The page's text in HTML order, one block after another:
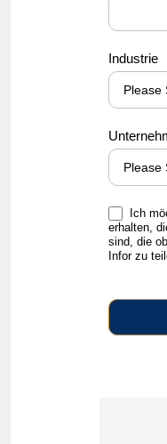
Industrie
Ich
erhalten,
sind, die
Infor zu